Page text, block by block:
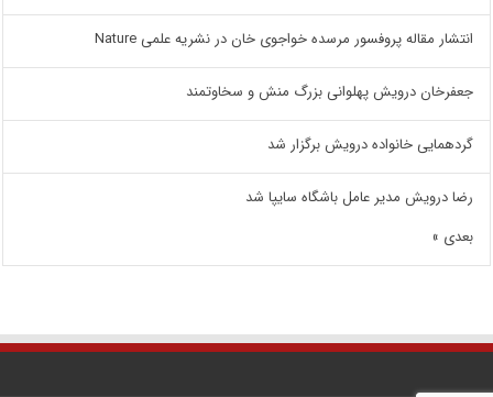
انتشار مقاله پروفسور مرسده خواجوی خان در نشریه علمی Nature
جعفرخان درویش پهلوانی بزرگ منش و سخاوتمند
گردهمایی خانواده درویش برگزار شد
رضا درویش مدیر عامل باشگاه سایپا شد
بعدی »